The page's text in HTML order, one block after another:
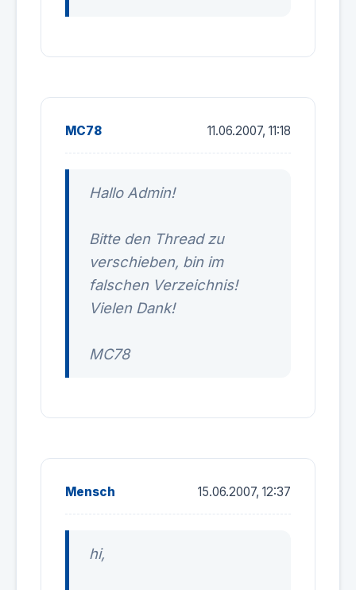
MC78 11.06.2007, 11:18
Hallo Admin!
Bitte den Thread zu
verschieben, bin im
falschen Verzeichnis!
Vielen Dank!
MC78
Mensch 15.06.2007, 12:37
hi,